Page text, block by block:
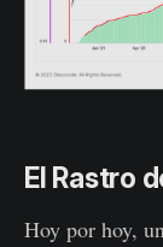
El Rastro
Hoy por hoy,